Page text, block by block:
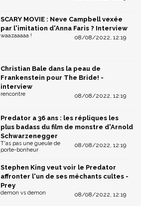
SCARY MOVIE : Neve Campbell vexée
par l'imitation d'Anna Faris ? Interview
08/08/2022, 12:19
waazaaaaa !
Christian Bale dans la peau de
Frankenstein pour The Bride! -
interview
08/08/2022, 12:19
rencontre
Predator a 36 ans : les répliques les
plus badass du film de monstre d'Arnold
Schwarzenegger
08/08/2022, 12:19
T'as pas une gueule de
porte-bonheur
Stephen King veut voir le Predator
affronter l'un de ses méchants cultes -
Prey
08/08/2022, 12:19
demon vs demon